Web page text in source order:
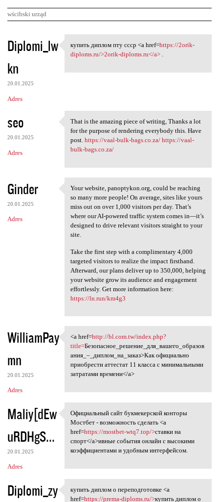
wścibski urząd
K
o
m
e
n
a
r
z
Diplomi_lw
kn
20.01.2025
Adres
купить диплом пту ссср <a
купить диплом пту ссср <a href=https://2orik-
diploms.ru/>2orik-diploms.ru</a>.
seo
20.01.2025
Adres
That is the amazing piece of
That is the amazing piece of writing, Thanks a lot
for the purpose of rendering everybody this. Have
post. https://vaal-bulk-bags.co.za/ https://vaal-
bulk-bags.co.za/
Ginder
20.01.2025
Adres
Your website, panoptykon.org,
Your website, panoptykon.org, could be reaching
so many more people! On average, sites like yours
miss out on over 1,000 visitors per day. That’s
where our AI-powered traffic system comes in—it’s
designed to drive relevant visitors straight to your
site.
Take the first step with a complimentary 4,000
targeted visitors to realize the impact firsthand.
Afterward, our plans deliver up to 350,000, helping
your website grow its audience and engagement
effortlessly. Get more information here:
https://ln.run/km4g3
WilliamPay
mn
20.01.2025
Adres
<a href=http://bl.com.tw
<a href=http://bl.com.tw/index.php?
title=Безопасное_решение_для_вашего_образов
ания_–_диплом_на_заказ>Как официально
приобрести аттестат 11 класса с минимальными
затратами времени</a>
Maliy[dEw
uRDHgS...
20.01.2025
Adres
Официальный сайт букмекерской
Официальный сайт букмекерской конторы
Мостбет - возможность сделать <a
href=https://mostbet-wtq7.top/>ставки на
спорт</a>ивные события онлайн с высокими
коэффициентами и удобным интерфейсом.
Diplomi_zy купить диплом о
купить диплом о переподготовке <a
href=https://prema-diploms.ru/>купить диплом о